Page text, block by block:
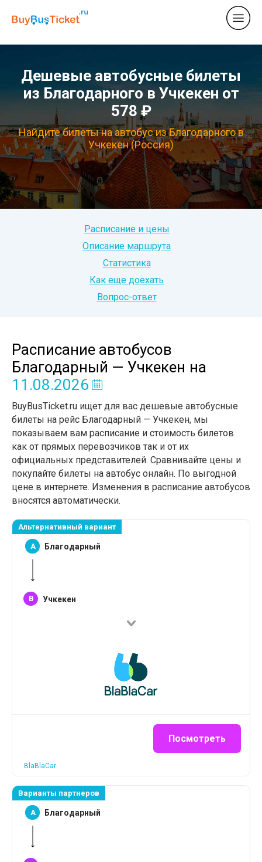
Дешевые автобусные билеты
из Благодарного в Учкекен от
578 ₽
Найдите билеты на автобус из Благодарного в
Учкекен (Россия)
Расписание и цены
Описание маршрута
Статистика
Как еще доехать
Вопрос-ответ
Расписание автобусов
Благодарный — Учкекен на
11.08.2026
BuyBusTicket.ru ищет для вас дешевые автобусные
билеты на рейс Благодарный — Учкекен, мы
показываем вам расписание и стоимость билетов
как от прямых перевозчиков так и от их
официальных представителей. Сравнивайте цены и
покупайте билеты на автобус онлайн. По выгодной
цене в интернете. Изменения в расписание автобусов
вносятся автоматически.
Альтернативный вариант
A Благодарный
B Учкекен
Посмотреть
BlaBlaCar
Варианты партнеров
A Благодарный